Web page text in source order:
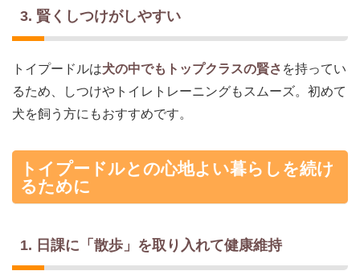
3. 賢くしつけがしやすい
トイプードルは犬の中でもトップクラスの賢さ を持ってい
るため、しつけやトイレトレーニングもスムーズ。初めて
犬を飼う方にもおすすめです。
トイプードルとの心地よい暮らしを続け
るために
1. 日課に「散歩」を取り入れて健康維持